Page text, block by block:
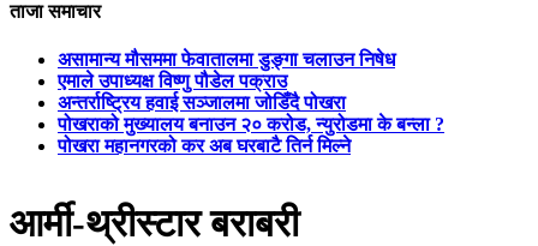
ताजा समाचार
असामान्य मौसममा फेवातालमा डुङ्गा चलाउन निषेध
एमाले उपाध्यक्ष विष्णु पौडेल पक्राउ
अन्तर्राष्ट्रिय हवाई सञ्जालमा जोडिँदै पोखरा
पोखराको मुख्यालय बनाउन २० करोड, न्युरोडमा के बन्ला ?
पोखरा महानगरको कर अब घरबाटै तिर्न मिल्ने
आर्मी-थ्रीस्टार बराबरी